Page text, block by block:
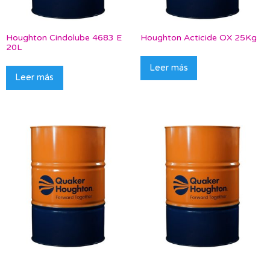
Houghton Cindolube 4683 E
20L
Leer más
Houghton Acticide OX 25Kg
Leer más